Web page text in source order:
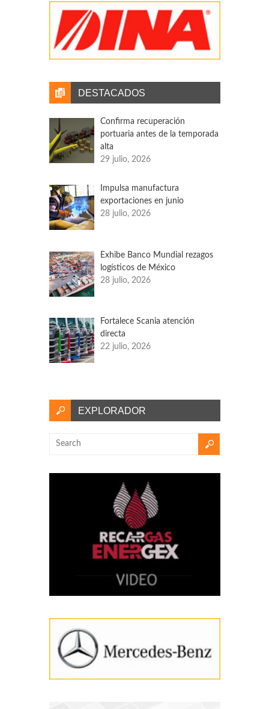
Las reformas a la Ley Reglamentaria
Ferroviaria traerían consigo eventuales
reducciones en las tarifas cobradas a los
usuarios, incluso en las de interconexión que
Actualmente, las tarifas de interconexión son
hasta 140 por ciento más caras.
DESTACADOS
Confirma recuperación
portuaria antes de la temporada
alta
29 julio, 2026
Impulsa manufactura
exportaciones en junio
28 julio, 2026
Exhibe Banco Mundial rezagos
logísticos de México
28 julio, 2026
Fortalece Scania atención
directa
22 julio, 2026
EXPLORADOR